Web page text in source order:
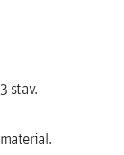
stav.